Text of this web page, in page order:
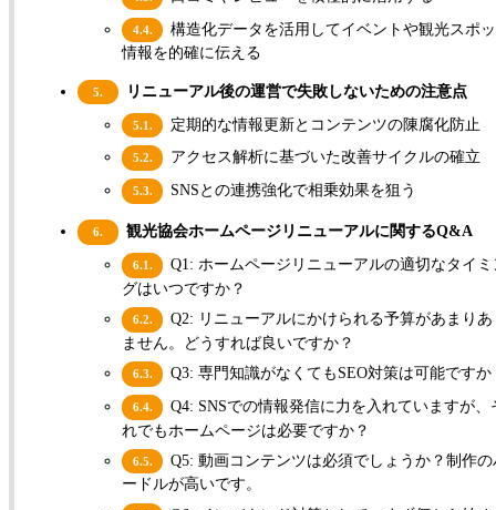
4.4.
構造化データを活用してイベントや観光スポ
情報を的確に伝える
5. リニューアル後の運営で失敗しないための注意点
5.1. 定期的な情報更新とコンテンツの陳腐化防止
5.2. アクセス解析に基づいた改善サイクルの確立
5.3. SNSとの連携強化で相乗効果を狙う
6. 観光協会ホームページリニューアルに関するQ&A
6.1.
Q1: ホームページリニューアルの適切なタイミ
グはいつですか？
6.2.
Q2: リニューアルにかけられる予算があまりあ
ません。どうすれば良いですか？
6.3. Q3: 専門知識がなくてもSEO対策は可能ですか
6.4.
Q4: SNSでの情報発信に力を入れていますが、
れでもホームページは必要ですか？
6.5.
Q5: 動画コンテンツは必須でしょうか？制作の
ードルが高いです。